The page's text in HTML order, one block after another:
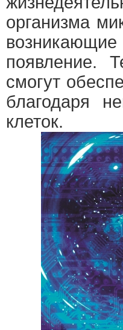
организма
появление.
смогут
благодаря
клеток.